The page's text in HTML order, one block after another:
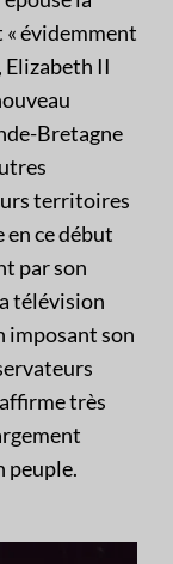
évidemment
Elizabeth II
Bretagne
territoires
en ce début
par son
télévision
imposant son
très
peuple.